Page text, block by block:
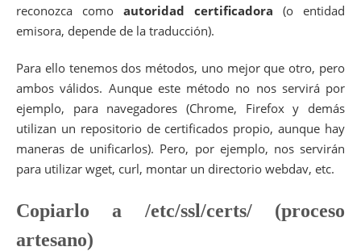
reconozca como autoridad certificadora (o entidad
emisora, depende de la traducción).
Para ello tenemos dos métodos, uno mejor que otro, pero
ambos válidos. Aunque este método no nos servirá por
ejemplo, para navegadores (Chrome, Firefox y demás
utilizan un repositorio de certificados propio, aunque hay
maneras de unificarlos). Pero, por ejemplo, nos servirán
para utilizar wget, curl, montar un directorio webdav, etc.
Copiarlo a /etc/ssl/certs/ (proceso
artesano)